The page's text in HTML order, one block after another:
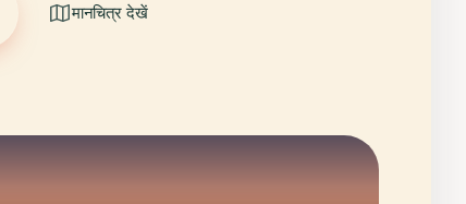
मानचित्र देखें